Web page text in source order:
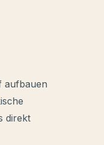
aufbauen
direkt